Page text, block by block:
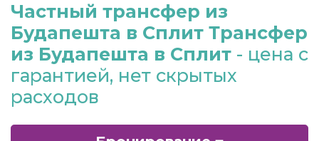
Частный трансфер из
Будапешта в Сплит Трансфер
из Будапешта в Сплит - цена с
гарантией, нет скрытых
расходов